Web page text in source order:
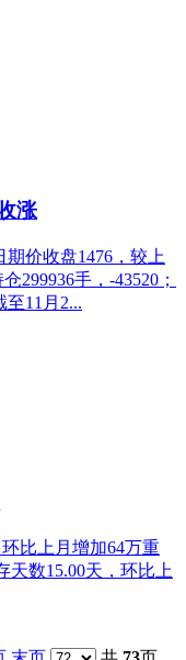
涨
价收盘1476，较上
299936手，-43520；
11月2...
比上月增加64万重
天数15.00天，环比上